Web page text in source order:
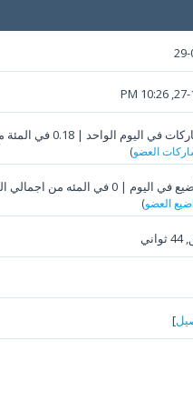
29-
27-
العضو)
العضو)
]